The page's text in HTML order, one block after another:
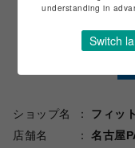
ショップ名
フィッ
店舗名
名古屋
understanding in
Switch